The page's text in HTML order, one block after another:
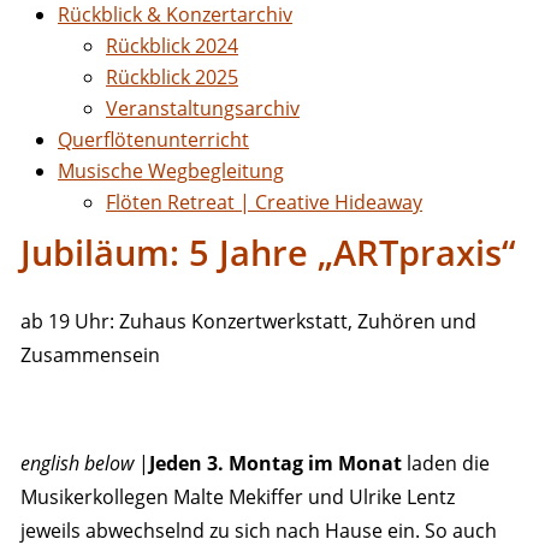
Rückblick & Konzertarchiv
Rückblick 2024
Rückblick 2025
Veranstaltungsarchiv
Querflötenunterricht
Musische Wegbegleitung
Flöten Retreat | Creative Hideaway
Jubiläum: 5 Jahre „ARTpraxis“
ab 19 Uhr: Zuhaus Konzertwerkstatt, Zuhören und
Zusammensein
english below| Jeden 3. Montag im Monatladen die
Musikerkollegen Malte Mekiffer und Ulrike Lentz
jeweils abwechselnd zu sich nach Hause ein. So auch